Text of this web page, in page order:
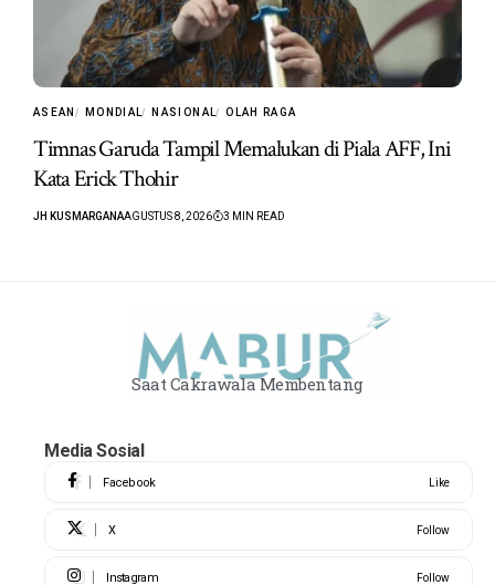
ASEAN MONDIAL NASIONAL OLAH RAGA
Timnas Garuda Tampil Memalukan di Piala AFF, Ini
Kata Erick Thohir
JH KUSMARGANAAGUSTUS 8, 2026 3 MIN READ
Saat Cakrawala Membentang
Media Sosial
Facebook Like
X Follow
Instagram Follow